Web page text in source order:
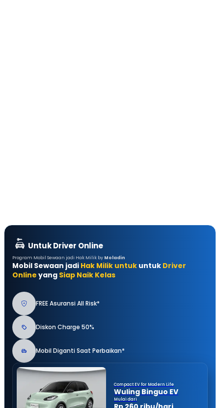
Untuk Driver Online
Program Mobil Sewaan jadi Hak Milik by Moladin
Mobil Sewaan jadi Hak Milik untuk untuk Driver
Online yang Siap Naik Kelas
FREE Asuransi All Risk*
Diskon Charge 50%
Mobil Diganti Saat Perbaikan*
Compact EV for Modern Life
Wuling Binguo EV
Mulai dari